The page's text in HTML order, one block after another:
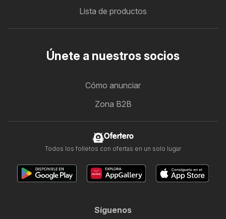
Lista de productos
Únete a nuestros socios
Cómo anunciar
Zona B2B
Ofertero
Todos los folletos con ofertas en un solo lugar
Síguenos